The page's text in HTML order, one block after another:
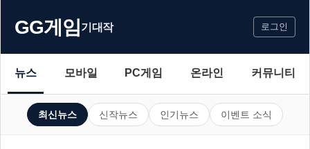
GG게임기대작 로그인
뉴스 모바일 PC게임 온라인 커뮤니티
최신뉴스 신작뉴스 인기뉴스 이벤트 소식